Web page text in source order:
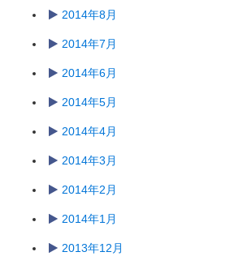
2014年8月
2014年7月
2014年6月
2014年5月
2014年4月
2014年3月
2014年2月
2014年1月
2013年12月